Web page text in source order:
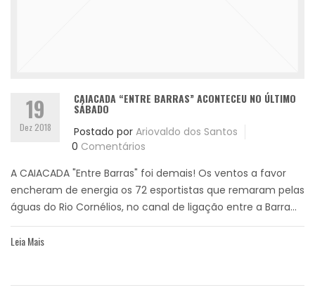
19
Dez 2018
CAIACADA “ENTRE BARRAS” ACONTECEU NO ÚLTIMO
SÁBADO
Postado por Ariovaldo dos Santos
0 Comentários
A CAIACADA "Entre Barras" foi demais! Os ventos a favor
encheram de energia os 72 esportistas que remaram pelas
águas do Rio Cornélios, no canal de ligação entre a Barra...
Leia Mais